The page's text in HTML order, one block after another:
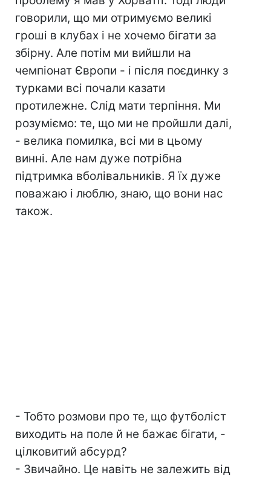
говорили, що ми отримуємо великі
гроші в клубах і не хочемо бігати за
збірну. Але потім ми вийшли на
чемпіонат Європи - і після поєдинку з
турками всі почали казати
протилежне. Слід мати терпіння. Ми
розуміємо: те, що ми не пройшли далі,
- велика помилка, всі ми в цьому
винні. Але нам дуже потрібна
підтримка вболівальників. Я їх дуже
поважаю і люблю, знаю, що вони нас
також.
- Тобто розмови про те, що футболіст
виходить на поле й не бажає бігати, -
цілковитий абсурд?
- Звичайно. Це навіть не залежить від